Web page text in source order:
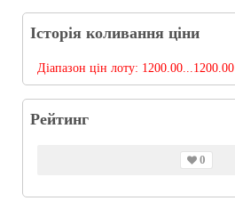
Історія коливання ціни
Діапазон цін лоту: 1200.00...1200.00
Рейтинг
0